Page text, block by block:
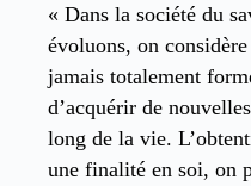
« Dans la société du
évoluons, on
jamais totalement
d’acquérir de
long de la vie.
une finalité en soi, on